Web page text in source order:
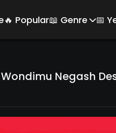
🔥 Popular📖 Genre 📅
Wondimu Negash